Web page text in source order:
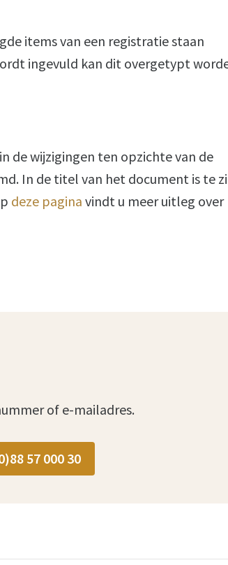
items van een registratie staan
ingevuld kan dit overgetypt
de wijzigingen ten opzichte van de
In de titel van het document is te
deze pagina vindt u meer uitleg over
of e-mailadres.
57 000 30